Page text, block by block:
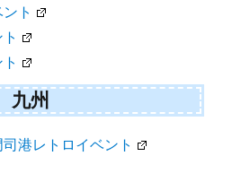
ト
九州
港レトロイベント